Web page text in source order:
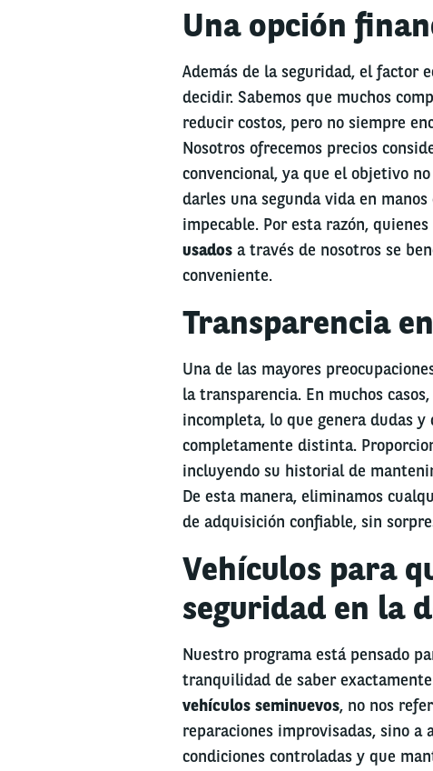
Una opción
Además de la seguridad, el factor
decidir. Sabemos que muchos
reducir costos, pero no siempre
Nosotros ofrecemos precios
convencional, ya que el objetivo
darles una segunda vida en
impecable. Por esta razón,
usadosa través de nosotros se
conveniente.
Transparencia
Una de las mayores
la transparencia. En muchos
incompleta, lo que genera dudas y
completamente distinta.
incluyendo su historial de
De esta manera, eliminamos
de adquisición confiable, sin
Vehículos para
seguridad en la
Nuestro programa está pensado
tranquilidad de saber
vehículos seminuevos, no nos
reparaciones improvisadas, sino
condiciones controladas y que